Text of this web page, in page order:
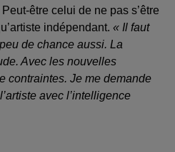
être celui de ne pas s’être
indépendant. « Il faut
de chance aussi. La
Avec les nouvelles
contraintes. Je me demande
avec l’intelligence